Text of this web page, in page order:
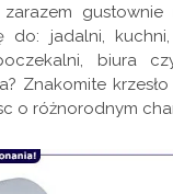
do: jadalni,
biura
Znakomite
o różnorodnym